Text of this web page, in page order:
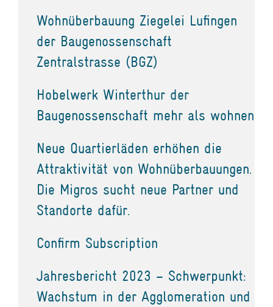
Wohnüberbauung Ziegelei Lufingen
der Baugenossenschaft
Zentralstrasse (BGZ)
Hobelwerk Winterthur der
Baugenossenschaft mehr als wohnen
Neue Quartierläden erhöhen die
Attraktivität von Wohnüberbauungen.
Die Migros sucht neue Partner und
Standorte dafür.
Confirm Subscription
Jahresbericht 2023 – Schwerpunkt:
Wachstum in der Agglomeration und